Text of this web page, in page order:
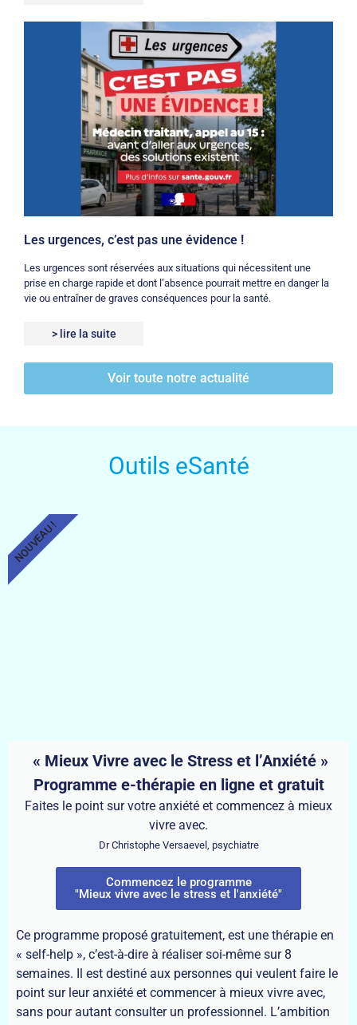
Les urgences, c’est pas une évidence !
Les urgences sont réservées aux situations qui nécessitent une
prise en charge rapide et dont l’absence pourrait mettre en danger la
vie ou entraîner de graves conséquences pour la santé.
> lire la suite
Voir toute notre actualité
Outils eSanté
NOUVEAU !
« Mieux Vivre avec le Stress et l’Anxiété »
Programme e-thérapie en ligne et gratuit
Faites le point sur votre anxiété et commencez à mieux
vivre avec.
Dr Christophe Versaevel, psychiatre
Commencez le programme
"Mieux vivre avec le stress et l'anxiété"
Ce programme proposé gratuitement, est une thérapie en
« self-help », c’est-à-dire à réaliser soi-même sur 8
semaines. Il est destiné aux personnes qui veulent faire le
point sur leur anxiété et commencer à mieux vivre avec,
sans pour autant consulter un professionnel. L’ambition